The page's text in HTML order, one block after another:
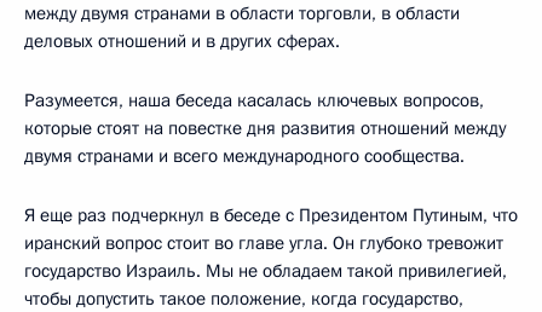
между двумя странами в области торговли, в области
деловых отношений и в других сферах.
Разумеется, наша беседа касалась ключевых вопросов,
которые стоят на повестке дня развития отношений между
двумя странами и всего международного сообщества.
Я еще раз подчеркнул в беседе с Президентом Путиным, что
иранский вопрос стоит во главе угла. Он глубоко тревожит
государство Израиль. Мы не обладаем такой привилегией,
чтобы допустить такое положение, когда государство,